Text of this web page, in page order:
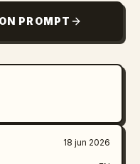
nacional de
verdes de
PROMPT
18 jun 2026